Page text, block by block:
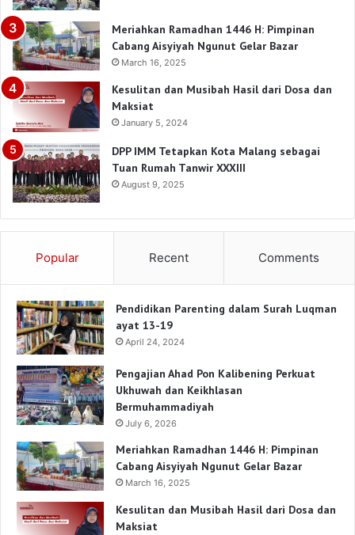
Meriahkan Ramadhan 1446 H: Pimpinan
Cabang Aisyiyah Ngunut Gelar Bazar
March 16, 2025
Kesulitan dan Musibah Hasil dari Dosa dan
Maksiat
January 5, 2024
DPP IMM Tetapkan Kota Malang sebagai
Tuan Rumah Tanwir XXXIII
August 9, 2025
Popular Recent Comments
Pendidikan Parenting dalam Surah Luqman
ayat 13-19
April 24, 2024
Pengajian Ahad Pon Kalibening Perkuat
Ukhuwah dan Keikhlasan
Bermuhammadiyah
July 6, 2026
Meriahkan Ramadhan 1446 H: Pimpinan
Cabang Aisyiyah Ngunut Gelar Bazar
March 16, 2025
Kesulitan dan Musibah Hasil dari Dosa dan
Maksiat